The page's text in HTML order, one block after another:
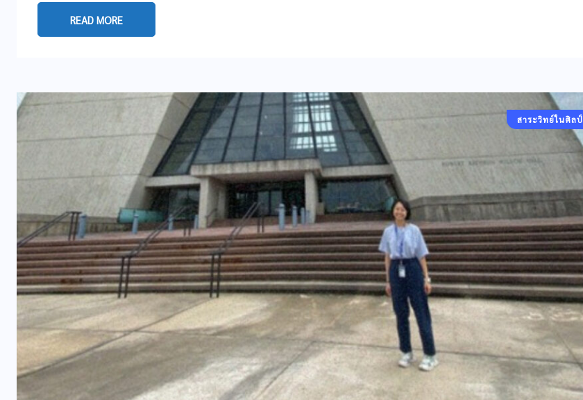
READ MORE
คอลัมน์ประจำ
สาระวิทย์ในศิลป์